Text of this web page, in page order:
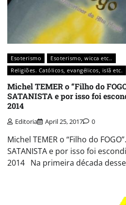
Esoterismo
Esoterismo, wicca etc..
Religiões. Católicos, evangélicos, islã etc.
Michel TEMER o “Filho do
SATANISTA e por isso foi
2014
Editoria April 25, 2017 0
Michel TEMER o “Filho do
SATANISTA e por isso foi
2014 Na primeira década